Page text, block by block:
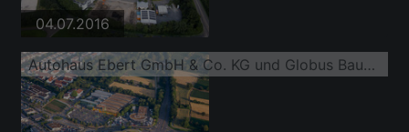
04.07.2016
Autohaus Ebert GmbH & Co. KG und Globus Baumarkt Weinheim